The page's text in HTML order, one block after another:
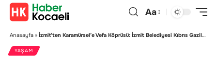
Aa
Anasayfa » İzmit’ten Karamürsel’e Vefa Köprüsü: İzmit Belediyesi Kıbrıs Gazilerini Yalnız Bırakmadı!
YAŞAM